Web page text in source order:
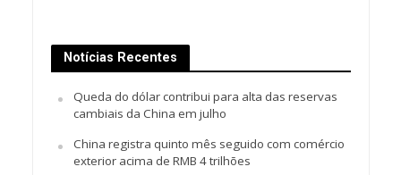
Notícias Recentes
Queda do dólar contribui para alta das reservas
cambiais da China em julho
China registra quinto mês seguido com comércio
exterior acima de RMB 4 trilhões